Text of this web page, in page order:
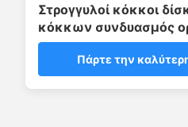
Στρογγυλοί κόκκοι
κόκκων συνδυασμός
λιπασμάτων
Πάρτε την